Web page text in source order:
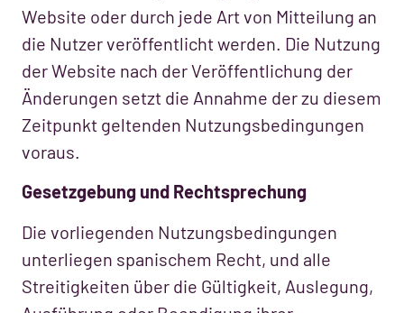
Website oder durch jede Art von Mitteilung an
die Nutzer veröffentlicht werden. Die Nutzung
der Website nach der Veröffentlichung der
Änderungen setzt die Annahme der zu diesem
Zeitpunkt geltenden Nutzungsbedingungen
voraus.
Gesetzgebung und Rechtsprechung
Die vorliegenden Nutzungsbedingungen
unterliegen spanischem Recht, und alle
Streitigkeiten über die Gültigkeit, Auslegung,